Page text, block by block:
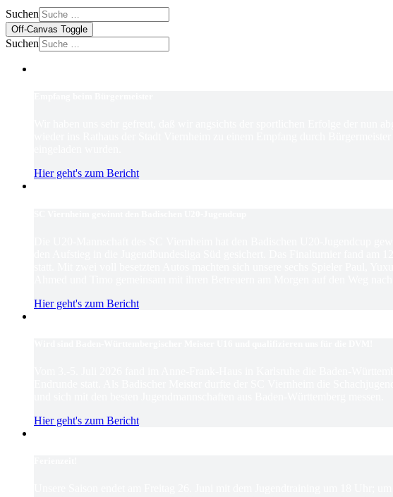
Suchen
Off-Canvas Toggle
Suchen
Hier geht's zum Bericht
Hier geht's zum Bericht
Hier geht's zum Bericht